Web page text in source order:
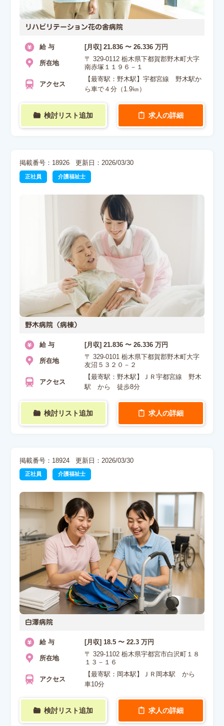
リハビリテーション花の舎病院
給 与 [月収] 21.836 〜 26.336 万円
所在地
〒 329-0112 栃木県下都賀郡野木町大字
南赤塚１１９６－１
アクセス
【最寄駅：野木駅】宇都宮線 野木駅か
ら車で４分（1.9㎞）
検討リスト追加 求人の詳細
掲載番号：18926 更新日：2026/03/30
正社員 介護福祉士
野木病院（病棟）
給 与 [月収] 21.836 〜 26.336 万円
所在地
〒 329-0101 栃木県下都賀郡野木町大字
友沼５３２０－２
アクセス
【最寄駅：野木駅】ＪＲ宇都宮線 野木
駅 から 徒歩8分
検討リスト追加 求人の詳細
掲載番号：18924 更新日：2026/03/30
正社員 介護福祉士
白澤病院
給 与 [月収] 18.5 〜 22.3 万円
所在地
〒 329-1102 栃木県宇都宮市白沢町１８
１３－１６
アクセス
【最寄駅：岡本駅】ＪＲ岡本駅 から
車10分
検討リスト追加 求人の詳細